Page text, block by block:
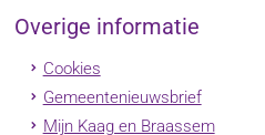
Overige informatie
Cookies
Gemeentenieuwsbrief
Mijn Kaag en Braassem